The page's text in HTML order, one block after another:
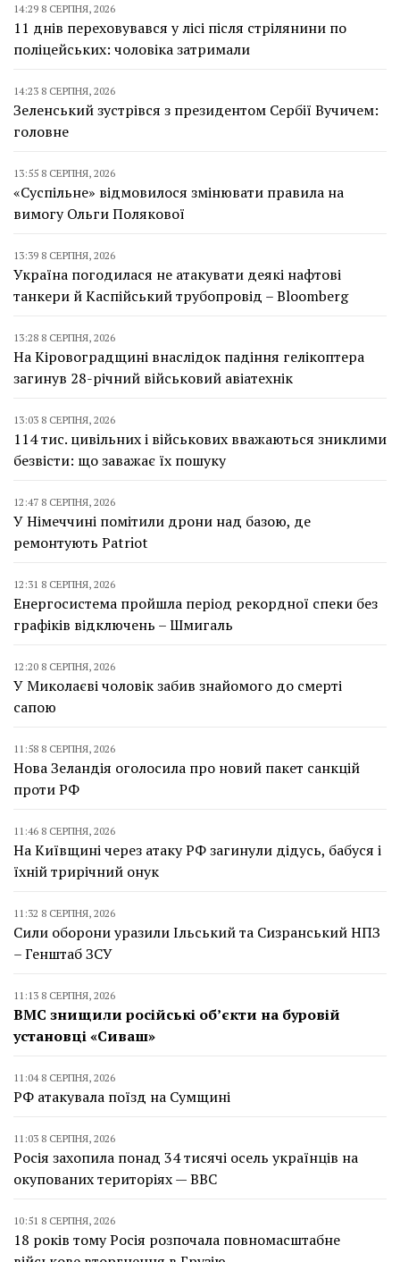
14:29 8 СЕРПНЯ, 2026
11 днів переховувався у лісі після стрілянини по
поліцейських: чоловіка затримали
14:23 8 СЕРПНЯ, 2026
Зеленський зустрівся з президентом Сербії Вучичем:
головне
13:55 8 СЕРПНЯ, 2026
«Суспільне» відмовилося змінювати правила на
вимогу Ольги Полякової
13:39 8 СЕРПНЯ, 2026
Україна погодилася не атакувати деякі нафтові
танкери й Каспійський трубопровід – Bloomberg
13:28 8 СЕРПНЯ, 2026
На Кіровоградщині внаслідок падіння гелікоптера
загинув 28-річний військовий авіатехнік
13:03 8 СЕРПНЯ, 2026
114 тис. цивільних і військових вважаються зниклими
безвісти: що заважає їх пошуку
12:47 8 СЕРПНЯ, 2026
У Німеччині помітили дрони над базою, де
ремонтують Patriot
12:31 8 СЕРПНЯ, 2026
Енергосистема пройшла період рекордної спеки без
графіків відключень – Шмигаль
12:20 8 СЕРПНЯ, 2026
У Миколаєві чоловік забив знайомого до смерті
сапою
11:58 8 СЕРПНЯ, 2026
Нова Зеландія оголосила про новий пакет санкцій
проти РФ
11:46 8 СЕРПНЯ, 2026
На Київщині через атаку РФ загинули дідусь, бабуся і
їхній трирічний онук
11:32 8 СЕРПНЯ, 2026
Сили оборони уразили Ільський та Сизранський НПЗ
– Генштаб ЗСУ
11:13 8 СЕРПНЯ, 2026
ВМС знищили російські об’єкти на буровій
установці «Сиваш»
11:04 8 СЕРПНЯ, 2026
РФ атакувала поїзд на Сумщині
11:03 8 СЕРПНЯ, 2026
Росія захопила понад 34 тисячі осель українців на
окупованих територіях — BBC
10:51 8 СЕРПНЯ, 2026
18 років тому Росія розпочала повномасштабне